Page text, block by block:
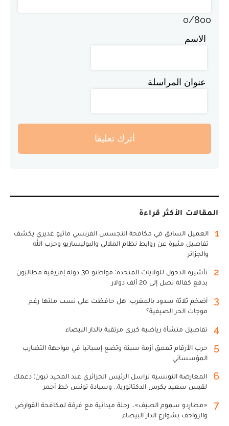
0/800
الاسم
عنوان المراسلة
أترك تعليقا
المقالات الأكثر قراءة
1
العميل السابق في مكافحة التجسس الفرنسي ماثيو غديري يكشف
تفاصيل مثيرة عن روابط نظام الملالي والبوليساريو وحزب الله
والجزائر
2
تأشيرة الدخول للولايات المتحدة: مواطنو 30 دولة إفريقية مطالبون
بدفع كفالة تصل إلى 20 ألف دولار
3
أضخم ثلاثة سدود بالمغرب: هل حافظت على نسب ملئها رغم
موجات الحر الصيفية؟
4 تفاصيل منشأة رياضية كبرى مرتقبة بالدار البيضاء
5
حرب الأرقام تعمق أزمة سبتة وتضع إسبانيا في مواجهة التضارب
المؤسساتي
6
المعارضة التونسية تراسل الرئيس الجزائري عبد المجيد تبون: دعمك
لقيس سعيد يكرس الدكتاتورية.. وسيادة تونس خط أحمر
7
«مطارِدو سموم الصيف».. رحلة ميدانية مع فرقة لمكافحة القوارض
والزواحف بشوارع الدار البيضاء